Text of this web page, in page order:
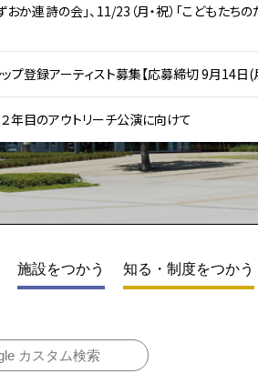
か連詩の会」、11/23（月・祝）「こどもたち
プ登録アーティスト募集【応募締切 9月14日(
年目のアウトリーチ公演に向けて
施設をつかう 知る・制度をつかう